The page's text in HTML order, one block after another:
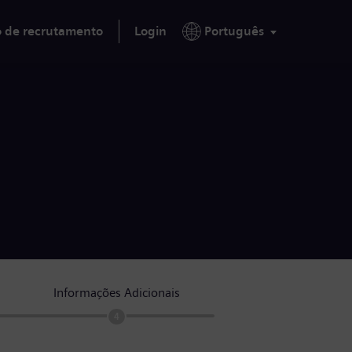
de recrutamento Login Português
Informações Adicionais